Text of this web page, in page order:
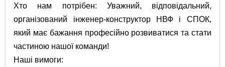
Хто нам потрібен: Уважний, відповідальний,
організований інженер-конструктор НВФ і СПОК,
який має бажання професійно розвиватися та стати
частиною нашої команди!
Наші вимоги: